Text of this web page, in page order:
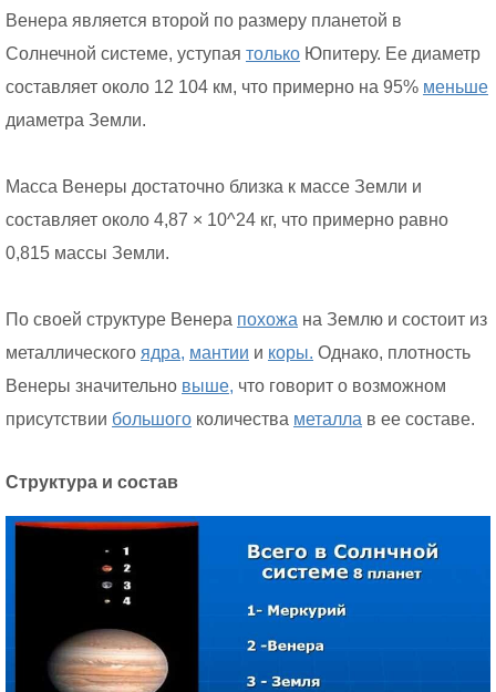
Венера является второй по размеру планетой в
Солнечной системе, уступая только Юпитеру. Ее диаметр
составляет около 12 104 км, что примерно на 95% меньше
диаметра Земли.
Масса Венеры достаточно близка к массе Земли и
составляет около 4,87 × 10^24 кг, что примерно равно
0,815 массы Земли.
По своей структуре Венера похожа на Землю и состоит из
металлического ядра, мантии и коры. Однако, плотность
Венеры значительно выше, что говорит о возможном
присутствии большого количества металла в ее составе.
Структура и состав